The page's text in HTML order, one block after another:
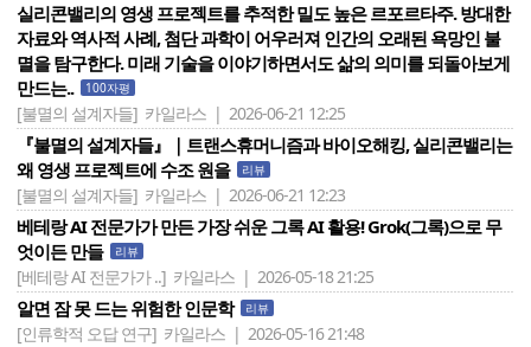
실리콘밸리의 영생 프로젝트를 추적한 밀도 높은 르포르타주. 방대한
자료와 역사적 사례, 첨단 과학이 어우러져 인간의 오래된 욕망인 불
멸을 탐구한다. 미래 기술을 이야기하면서도 삶의 의미를 되돌아보게
만드는..
100자평
[불멸의 설계자들] 카일라스 | 2026-06-21 12:25
『불멸의 설계자들』｜트랜스휴머니즘과 바이오해킹, 실리콘밸리는
왜 영생 프로젝트에 수조 원을
리뷰
[불멸의 설계자들] 카일라스 | 2026-06-21 12:23
베테랑 AI 전문가가 만든 가장 쉬운 그록 AI 활용! Grok(그록)으로 무
엇이든 만들
리뷰
[베테랑 AI 전문가가 ..] 카일라스 | 2026-05-18 21:25
알면 잠 못 드는 위험한 인문학 리뷰
[인류학적 오답 연구] 카일라스 | 2026-05-16 21:48